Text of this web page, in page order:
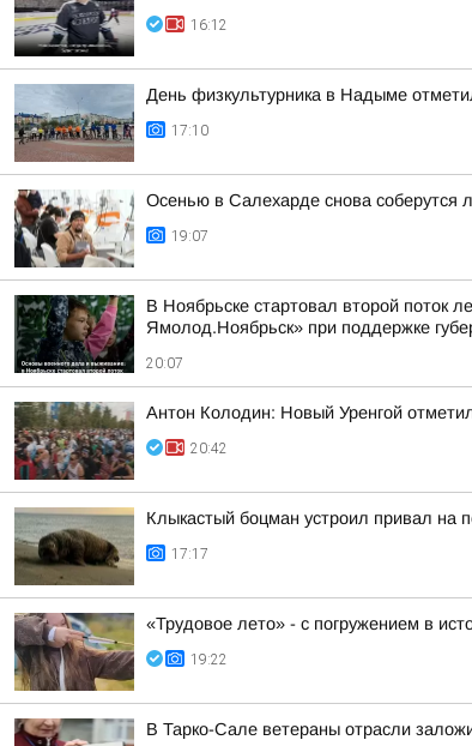
16:12
День физкультурника в Надыме
17:10
Осенью в Салехарде снова соберутся
19:07
В Ноябрьске стартовал второй поток
Ямолод.Ноябрьск» при поддержке
20:07
Антон Колодин: Новый Уренгой
20:42
Клыкастый боцман устроил привал на
17:17
«Трудовое лето» - с погружением в
19:22
В Тарко-Сале ветераны отрасли